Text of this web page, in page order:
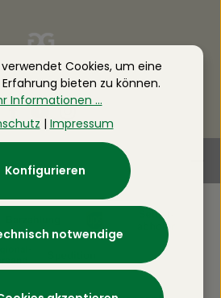
Cookies, um eine
bieten zu können.
Informationen ...
| Impressum
notwendige
Konfigurieren